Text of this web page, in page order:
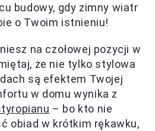
budowy, gdy zimny wiatr
o Twoim istnieniu!
na czołowej pozycji w
że nie tylko stylowa
są efektem Twojej
w domu wynika z
– bo kto nie
obiad w krótkim rękawku,